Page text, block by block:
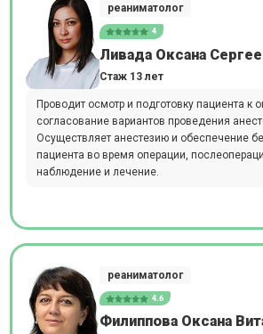
реаниматолог
4
Ливада Оксана
Стаж 13 лет
Проводит осмотр и подготовку пациента к
согласование вариантов проведения
Осуществляет анестезию и обеспечение
пациента во время операции,
наблюдение и лечение.
реаниматолог
4.6
Филиппова Оксана